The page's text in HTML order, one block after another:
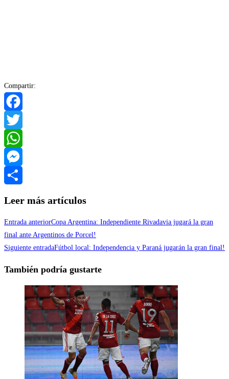
Compartir:
Facebook
Twitter
WhatsApp
Messenger
Leer más artículos
Entrada anteriorCopa Argentina: Independiente Rivadavia jugará la gran
final ante Argentinos de Porcel!
Siguiente entradaFútbol local: Independencia y Paraná jugarán la gran final!
También podría gustarte